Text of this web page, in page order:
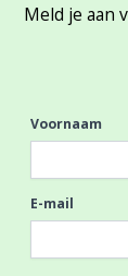
Meld je aan
Voornaam
E-mail